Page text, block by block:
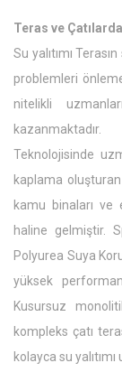
Teras ve
Su yalıtımı
problemleri
nitelikli
Teknolojisinde
kaplama
kamu binaları ve
haline gelmiştir.
Polyurea Suya
yüksek
Kusursuz
kompleks çatı
kolayca su